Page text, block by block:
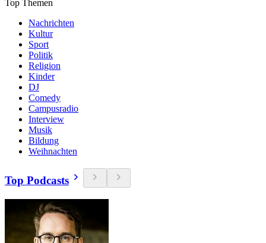
Top Themen
Nachrichten
Kultur
Sport
Politik
Religion
Kinder
DJ
Comedy
Campusradio
Interview
Musik
Bildung
Weihnachten
Top Podcasts